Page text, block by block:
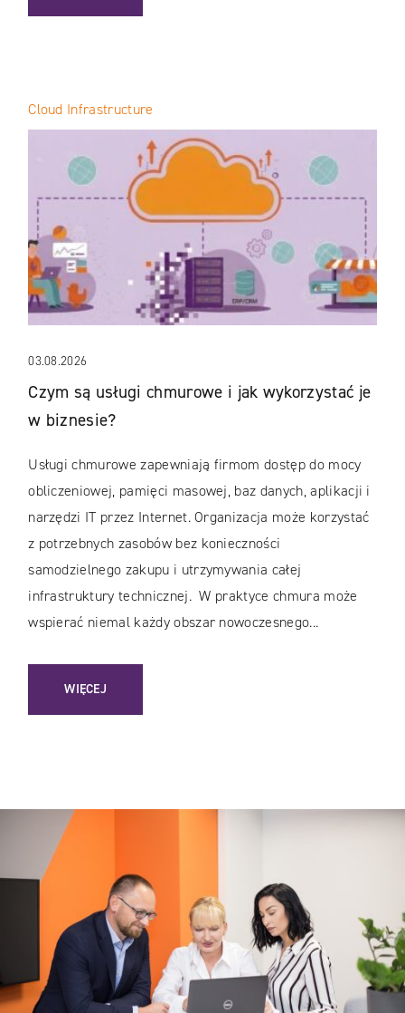
03.08.2026
Czym są usługi chmurowe i jak wykorzystać je
w biznesie?
Cloud Infrastructure
Usługi chmurowe zapewniają firmom dostęp do mocy
obliczeniowej, pamięci masowej, baz danych, aplikacji i
narzędzi IT przez Internet. Organizacja może korzystać
z potrzebnych zasobów bez konieczności
samodzielnego zakupu i utrzymywania całej
infrastruktury technicznej. W praktyce chmura może
wspierać niemal każdy obszar nowoczesnego...
WIĘCEJ
: CZYM SĄ USŁUGI CHMUROWE I JAK WYKORZYSTAĆ JE